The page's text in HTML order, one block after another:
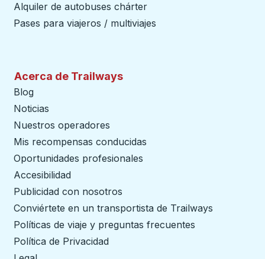
Alquiler de autobuses chárter
Pases para viajeros / multiviajes
Acerca de Trailways
Blog
Noticias
Nuestros operadores
Mis recompensas conducidas
Oportunidades profesionales
Accesibilidad
Publicidad con nosotros
Conviértete en un transportista de Trailways
Políticas de viaje y preguntas frecuentes
Política de Privacidad